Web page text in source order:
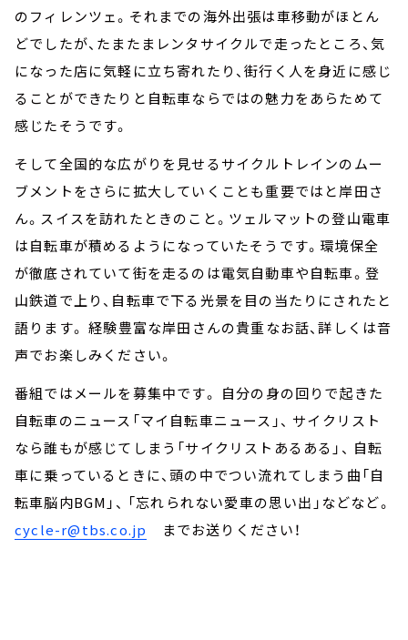
のフィレンツェ。それまでの海外出張は車移動がほとん
どでしたが、たまたまレンタサイクルで走ったところ、気
になった店に気軽に立ち寄れたり、街行く人を身近に感じ
ることができたりと自転車ならではの魅力をあらためて
感じたそうです。
そして全国的な広がりを見せるサイクルトレインのムー
ブメントをさらに拡大していくことも重要ではと岸田さ
ん。スイスを訪れたときのこと。ツェルマットの登山電車
は自転車が積めるようになっていたそうです。環境保全
が徹底されていて街を走るのは電気自動車や自転車。登
山鉄道で上り、自転車で下る光景を目の当たりにされたと
語ります。 経験豊富な岸田さんの貴重なお話、詳しくは音
声でお楽しみください。
番組ではメールを募集中です。 自分の身の回りで起きた
自転車のニュース「マイ自転車ニュース」、 サイクリスト
なら誰もが感じてしまう「サイクリストあるある」、 自転
車に乗っているときに、頭の中でつい流れてしまう曲「自
転車脳内BGM」、 「忘れられない愛車の思い出」などなど。
cycle-r@tbs.co.jp
までお送りください！